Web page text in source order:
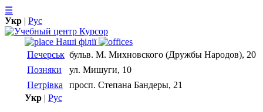
☰
Укр | Рус
Нашi фiлiї
Печерськ бульв. М. Михновского (Дружбы Народов), 20
Позняки
ул. Мишуги, 10
Петрівка
просп. Степана Бандеры, 21
Укр | Рус